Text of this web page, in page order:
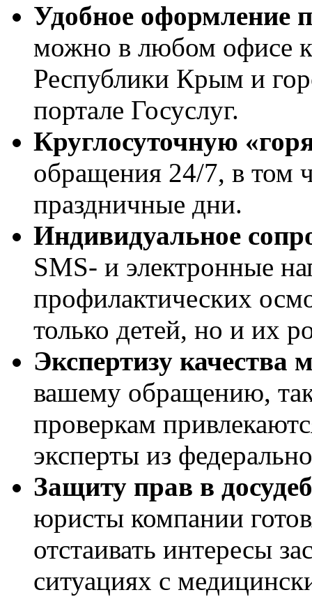
Удобное оформление
можно в любом офисе
Республики Крым и
портале Госуслуг.
Круглосуточную
обращения 24/7, в том
праздничные дни.
Индивидуальное
SMS- и электронные
профилактических
только детей, но и их
Экспертизу
вашему обращению,
проверкам
эксперты из
Защиту прав в
юристы компании
отстаивать интересы
ситуациях с